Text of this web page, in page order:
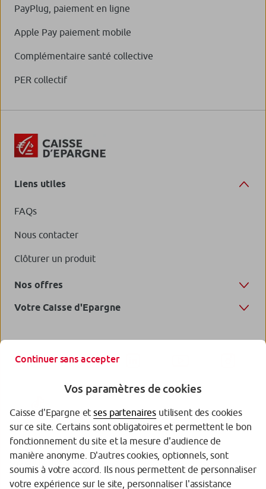
PayPlug, paiement en ligne
Apple Pay paiement mobile
Complémentaire santé collective
PER collectif
Liens utiles
FAQs
Nous contacter
Clôturer un produit
Nos offres
Votre Caisse d'Epargne
Garantie des Dépôts
Protection des données personnelles
Continuer sans accepter
Vos paramètres de cookies
Caisse d'Epargne etses partenaires utilisent des cookies
sur ce site. Certains sont obligatoires et permettent le bon
fonctionnement du site et la mesure d'audience de
manière anonyme. D'autres cookies, optionnels, sont
soumis à votre accord. Ils nous permettent de personnaliser
votre expérience sur le site, personnaliser l'assistance